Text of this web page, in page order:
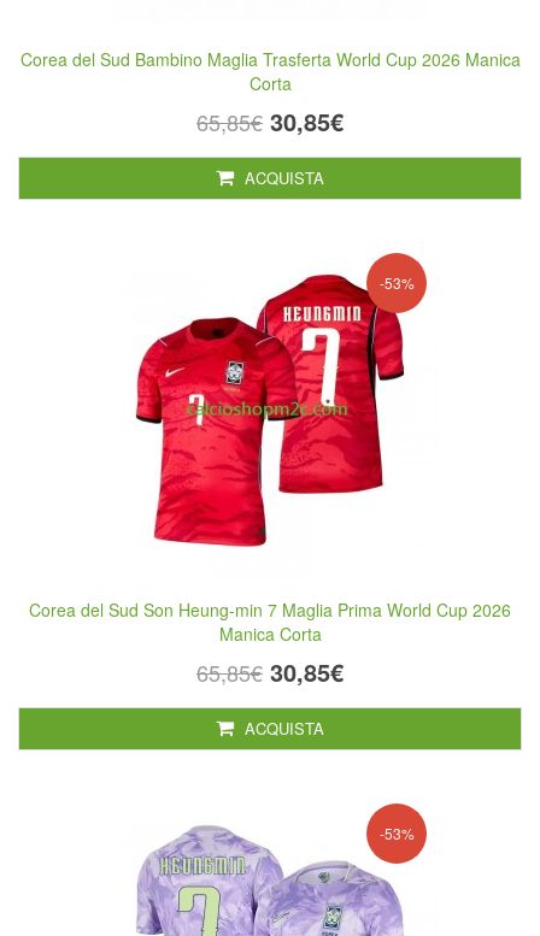
Corea del Sud Bambino Maglia Trasferta World Cup 2026 Manica
Corta
65,85€ 30,85€
ACQUISTA
-53%
Corea del Sud Son Heung-min 7 Maglia Prima World Cup 2026
Manica Corta
65,85€ 30,85€
ACQUISTA
-53%